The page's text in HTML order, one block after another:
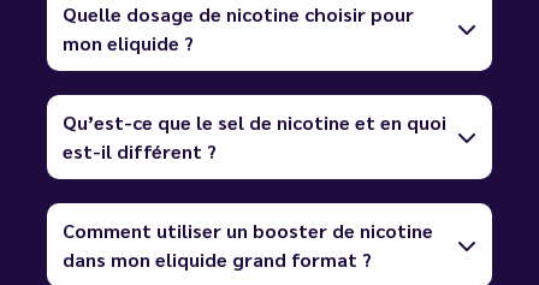
Quelle dosage de nicotine choisir pour
mon eliquide ?
Qu’est-ce que le sel de nicotine et en quoi
est-il différent ?
Comment utiliser un booster de nicotine
dans mon eliquide grand format ?